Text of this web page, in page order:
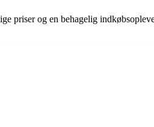
og en behagelig